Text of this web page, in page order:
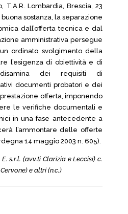
T.A.R. Lombardia, Brescia, 23
sostanza, la separazione
dall’offerta tecnica e dal
amministrativa persegue
ordinato svolgimento della
l’esigenza di obiettività e di
dei requisiti di
documenti probatori e dei
offerta, imponendo
le verifiche documentali e
in una fase antecedente a
l’ammontare delle offerte
14 maggio 2003 n. 605).
s.r.l. (avv.ti Clarizia e Leccisi) c.
e altri (n.c.)